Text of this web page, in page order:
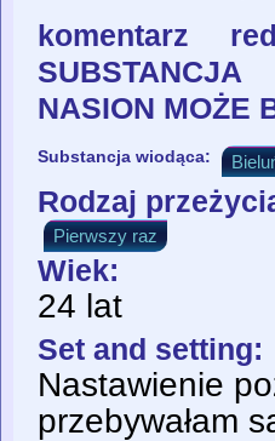
komentarz
NASION MOŻE
Substancja wiodąca:
Rodzaj
Pierwszy raz
Wiek:
24 lat
Set and setting:
Nastawienie
przebywałam